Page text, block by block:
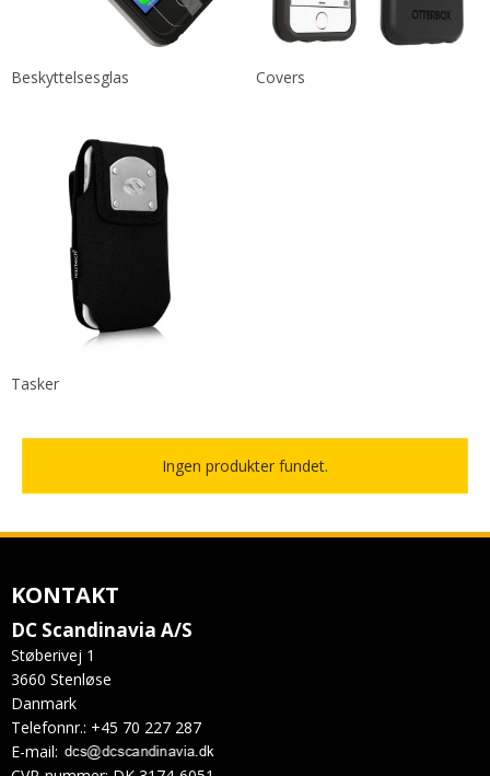
Beskyttelsesglas Covers
Tasker
Ingen produkter fundet.
KONTAKT
DC Scandinavia A/S
Støberivej 1
3660 Stenløse
Danmark
Telefonnr.: +45 70 227 287
E-mail: